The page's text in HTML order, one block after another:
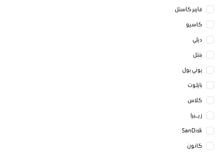
فايبر كاستل
كاسيو
ديلي
بنتل
يوني بول
بايلوت
كلاس
زيــبرا
SanDisk
كانون